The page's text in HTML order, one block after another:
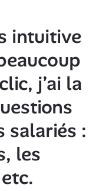
intuitive
j’ai la
salariés :
les